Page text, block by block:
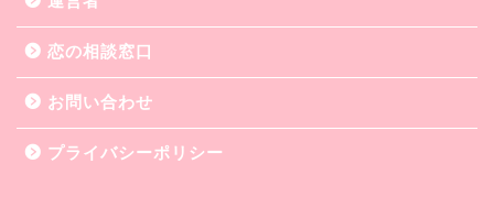
恋の相談窓口
お問い合わせ
プライバシーポリシー